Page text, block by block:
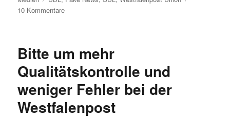
10 Kommentarezu
Bitte um mehr
Qualitätskontrolle und
weniger Fehler bei der
Westfalenpost